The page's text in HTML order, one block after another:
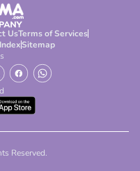
UsTerms of Services
Sitemap
Reserved.